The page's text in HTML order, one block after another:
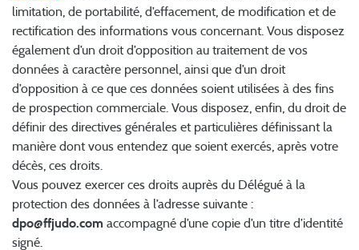
limitation, de portabilité, d’effacement, de modification et de
rectification des informations vous concernant. Vous disposez
également d’un droit d’opposition au traitement de vos
données à caractère personnel, ainsi que d’un droit
d’opposition à ce que ces données soient utilisées à des fins
de prospection commerciale. Vous disposez, enfin, du droit de
définir des directives générales et particulières définissant la
manière dont vous entendez que soient exercés, après votre
décès, ces droits.
Vous pouvez exercer ces droits auprès du Délégué à la
protection des données à l’adresse suivante :
dpo@ffjudo.com accompagné d’une copie d’un titre d’identité
signé.